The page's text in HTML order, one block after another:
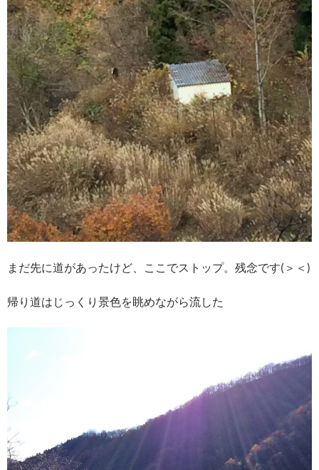
まだ先に道があったけど、ここでストップ。残念です(＞＜)
帰り道はじっくり景色を眺めながら流した